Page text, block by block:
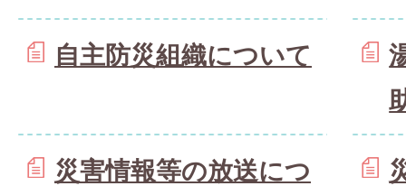
自主防災組織について
災害情報等の放送につ